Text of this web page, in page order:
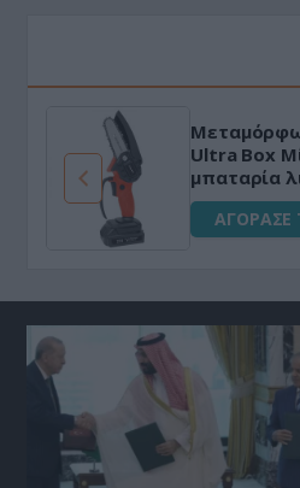
Ultra Box
μπαταρία
ΑΓΟΡΑΣΕ